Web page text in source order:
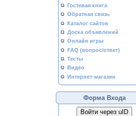
Гостевая книга
Обратная связь
Каталог сайтов
Доска объявлений
Онлайн игры
FAQ (вопрос/ответ)
Тесты
Видео
Интернет-магазин
Форма Входа
Войти через uID